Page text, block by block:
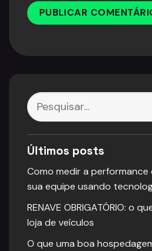
Últimos posts
Como medir a
sua equipe usando
RENAVE OBRIGATÓRIO: o
loja de veículos
O que uma boa